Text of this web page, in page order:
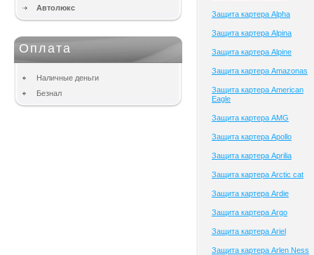
Автолюкс
Оплата
Наличные деньги
Безнал
Защита картера Alpha
Защита картера Alpina
Защита картера Alpine
Защита картера Amazonas
Защита картера American
Eagle
Защита картера AMG
Защита картера Apollo
Защита картера Aprilia
Защита картера Arctic cat
Защита картера Ardie
Защита картера Argo
Защита картера Ariel
Защита картера Arlen Ness